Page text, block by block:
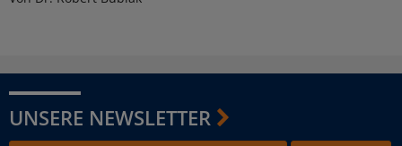
UNSERE NEWSLETTER